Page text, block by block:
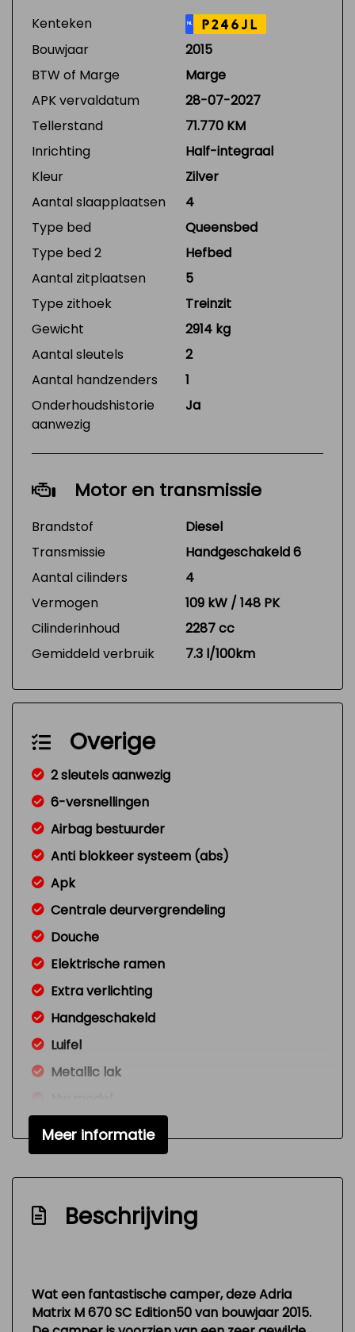
Kenteken NL P246JL
Bouwjaar
2015
BTW of Marge
Marge
APK vervaldatum
28-07-2027
Tellerstand
71.770 KM
Inrichting
Half-integraal
Kleur
Zilver
Aantal slaapplaatsen
4
Type bed
Queensbed
Type bed 2
Hefbed
Aantal zitplaatsen
5
Type zithoek
Treinzit
Gewicht
2914 kg
Aantal sleutels
2
Aantal handzenders
1
Onderhoudshistorie
aanwezig
Ja
Motor en transmissie
Brandstof
Diesel
Transmissie
Handgeschakeld 6
Aantal cilinders
4
Vermogen
109 kW / 148 PK
Cilinderinhoud
2287 cc
Gemiddeld verbruik
7.3 l/100km
Overige
2 sleutels aanwezig
6-versnellingen
Airbag bestuurder
Anti blokkeer systeem (abs)
Apk
Centrale deurvergrendeling
Douche
Elektrische ramen
Extra verlichting
Handgeschakeld
Luifel
Metallic lak
Radio cd-speler
Standverwarming
Toilet
Versnellingspook op dashboard
Verstelbare (in hoogte) bestuurders stoel
Exterieur
Meer informatie
Beschrijving
Wat een fantastische camper, deze Adria
Matrix M 670 SC Edition50 van bouwjaar 2015.